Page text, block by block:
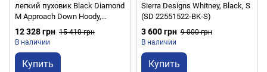
легкий пуховик Black Diamond
M Approach Down Hoody,
Tundra, M (BD
7440923010MED1)
12 328 грн 15 410 грн
В наличии
Купить
Sierra Designs Whitney, Black, S
(SD 22551522-BK-S)
3 600 грн 9 000 грн
В наличии
Купить